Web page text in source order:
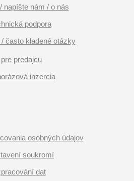
napíšte nám / o nás
podpora
/ často kladené otázky
pre predajcu
inzercia
osobných údajov
soukromí
dat